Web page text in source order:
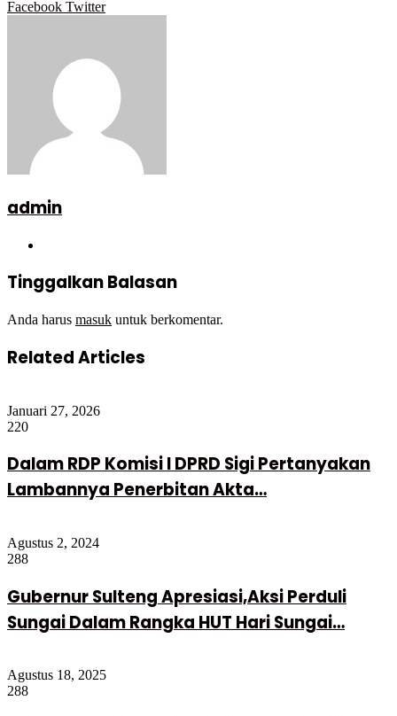
Facebook TwitterGoogle+
LinkedIn
StumbleUpon
Tumblr
Pinterest
Reddit
VKontakte
WhatsApp
Telegram
Viber
Share
Print
admin
Tinggalkan Balasan
Anda harus masuk untuk berkomentar.
Related Articles
Januari 27, 2026
220
Dalam RDP Komisi I DPRD Sigi Pertanyakan
Lambannya Penerbitan Akta…
Agustus 2, 2024
288
Gubernur Sulteng Apresiasi,Aksi Perduli
Sungai Dalam Rangka HUT Hari Sungai…
Agustus 18, 2025
288